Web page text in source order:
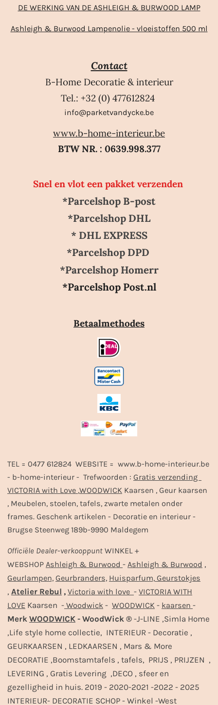
DE WERKING VAN DE ASHLEIGH & BURWOOD LAMP
Ashleigh & Burwood Lampenolie - vloeistoffen 500 ml
Contact
B-Home Decoratie & interieur
Tel.: +32 (0) 477612824
info@parketvandycke.be
www.b-home-interieur.be
BTW NR. : 0639.998.377
Snel en vlot een pakket verzenden
*Parcelshop B-post
*Parcelshop DHL
* DHL EXPRESS
*Parcelshop DPD
*Parcelshop Homerr
*Parcelshop Post.nl
Betaalmethodes
TEL = 0477 612824 WEBSITE = www.b-home-interieur.be
- b-home-interieur - Trefwoorden : Gratis verzending
VICTORIA with Love ,WOODWICK Kaarsen , Geur kaarsen
, Meubelen, stoelen, tafels, zwarte metalen onder
frames. Geschenk artikelen - Decoratie en interieur -
Brugse Steenweg 189b-9990 Maldegem
Officiële Dealer-verkooppunt WINKEL +
WEBSHOP Ashleigh & Burwood - Ashleigh & Burwood ,
Geurlampen, Geurbranders, Huisparfum, Geurstokjes
, Atelier Rebul , Victoria with love - VICTORIA WITH
LOVE Kaarsen - Woodwick - WOODWICK - kaarsen -
Merk WOODWICK - WoodWick ® -J-LINE ,Simla Home
,Life style home collectie, INTERIEUR - Decoratie ,
GEURKAARSEN , LEDKAARSEN , Mars & More
DECORATIE ,Boomstamtafels , tafels, PRIJS , PRIJZEN ,
LEVERING , Gratis Levering ,DECO , sfeer en
gezelligheid in huis. 2019 - 2020-2021 -2022 - 2025
INTERIEUR- DECORATIE SCHOP - Winkel -West